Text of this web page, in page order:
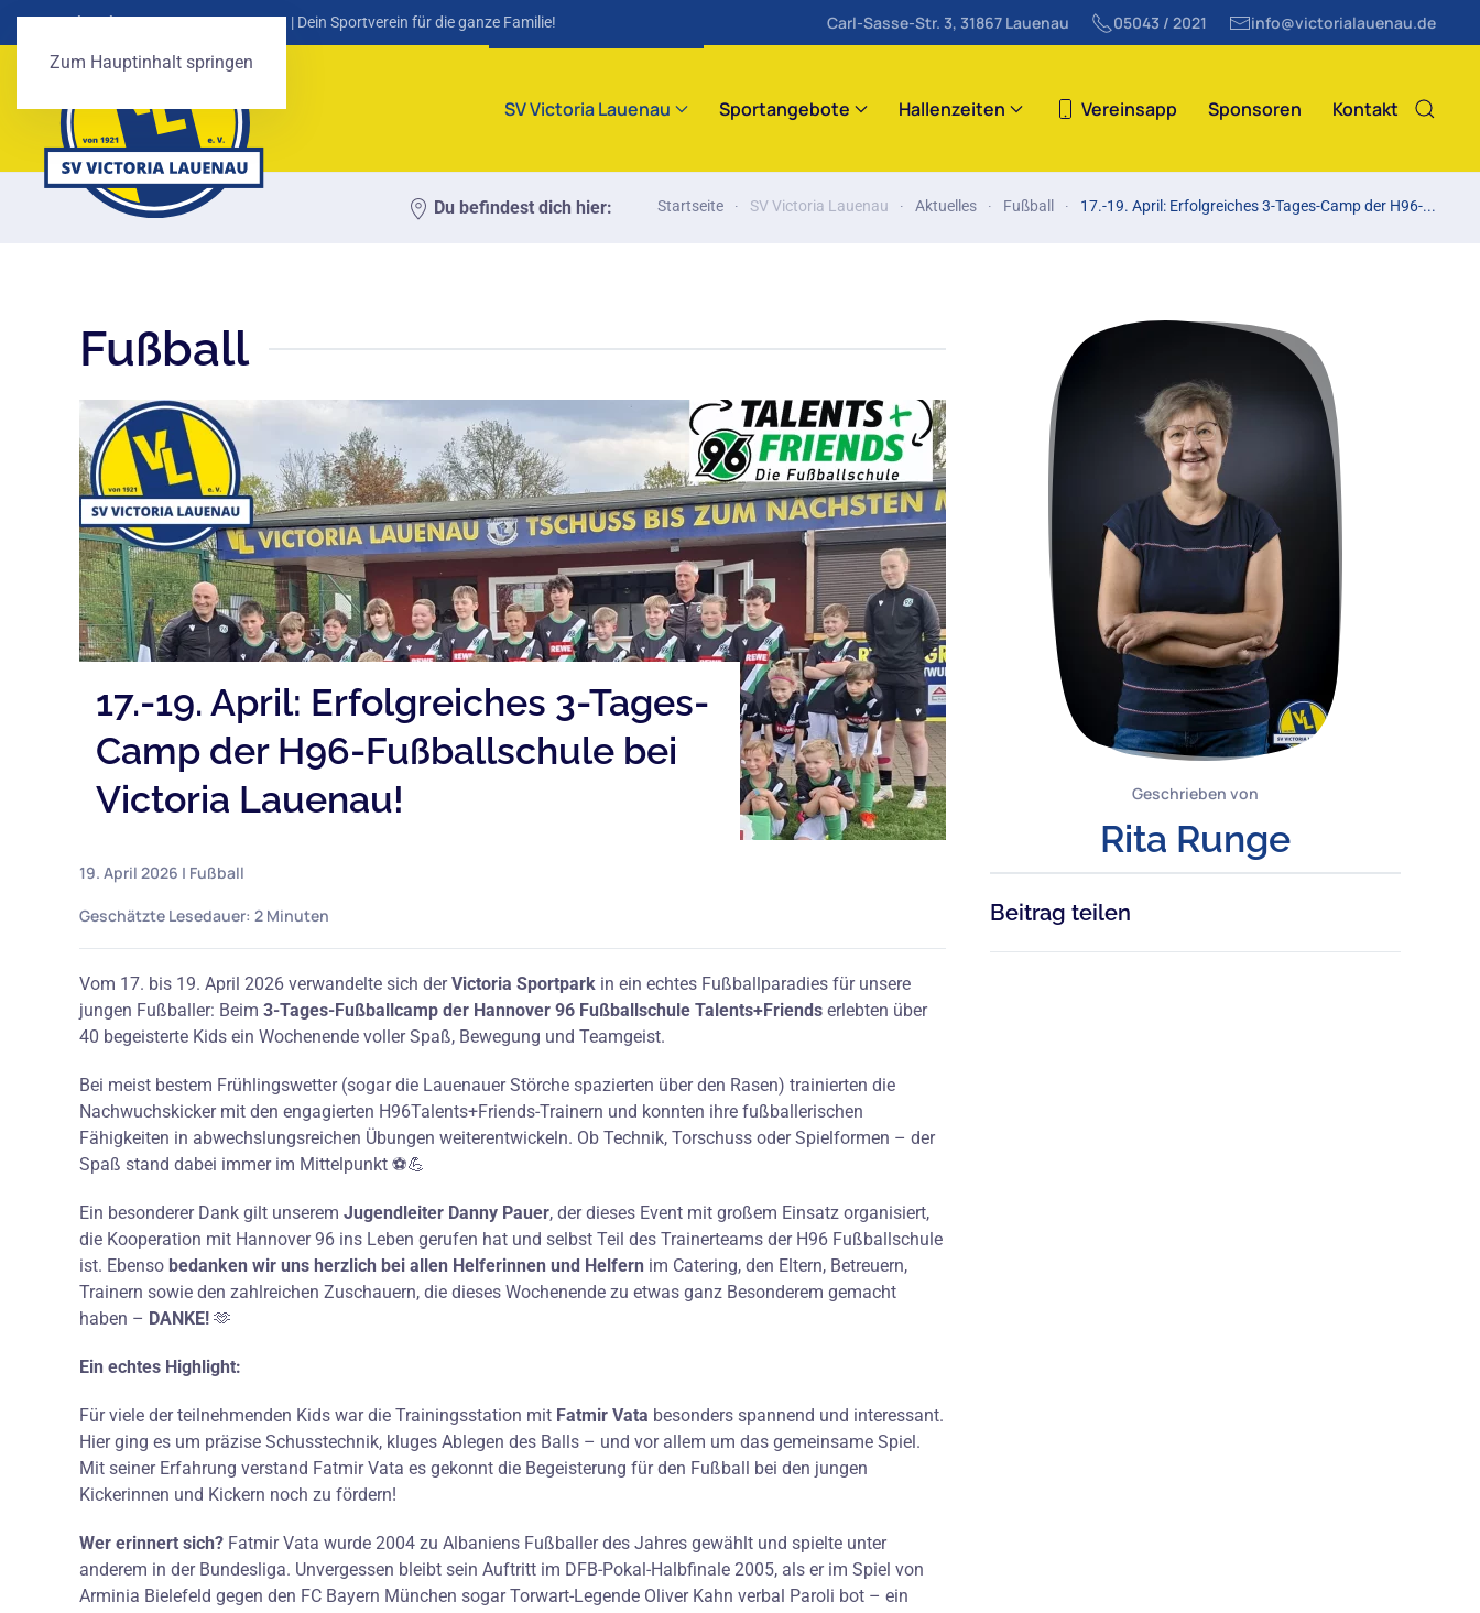
Zum Hauptinhalt springen
SV Victoria Lauenau von 1921 e. V. | Dein Sportverein für die ganze Familie! Carl-Sasse-Str. 3, 31867 Lauenau 05043 / 2021 info@victorialauenau.de
SV Victoria Lauenau Sportangebote Hallenzeiten Vereinsapp Sponsoren Kontakt
Du befindest dich hier: Startseite SV Victoria Lauenau Aktuelles Fußball 17.-19. April: Erfolgreiches 3-Tages-Camp der H96-...
Fußball
17.-19. April: Erfolgreiches 3-Tages-
Camp der H96-Fußballschule bei
Victoria Lauenau!
19. April 2026 | Fußball
Geschätzte Lesedauer: 2 Minuten
Vom 17. bis 19. April 2026 verwandelte sich derVictoria Sportpark in ein echtes Fußballparadies für unsere
jungen Fußballer: Beim 3-Tages-Fußballcamp der Hannover 96 Fußballschule Talents+Friends erlebten über
40 begeisterte Kids ein Wochenende voller Spaß, Bewegung und Teamgeist.
Bei meist bestem Frühlingswetter (sogar die Lauenauer Störche spazierten über den Rasen) trainierten die
Nachwuchskicker mit den engagierten H96Talents+Friends-Trainern und konnten ihre fußballerischen
Fähigkeiten in abwechslungsreichen Übungen weiterentwickeln. Ob Technik, Torschuss oder Spielformen – der
Spaß stand dabei immer im Mittelpunkt ⚽💪
Ein besonderer Dank gilt unserem Jugendleiter Danny Pauer, der dieses Event mit großem Einsatz organisiert,
die Kooperation mit Hannover 96 ins Leben gerufen hat und selbst Teil des Trainerteams der H96 Fußballschule
ist. Ebenso bedanken wir uns herzlich bei allen Helferinnen und Helfern im Catering, den Eltern, Betreuern,
Trainern sowie den zahlreichen Zuschauern, die dieses Wochenende zu etwas ganz Besonderem gemacht
haben – DANKE! 🫶
Ein echtes Highlight:
Für viele der teilnehmenden Kids war die Trainingsstation mit Fatmir Vata besonders spannend und interessant.
Hier ging es um präzise Schusstechnik, kluges Ablegen des Balls – und vor allem um das gemeinsame Spiel.
Mit seiner Erfahrung verstand Fatmir Vata es gekonnt die Begeisterung für den Fußball bei den jungen
Kickerinnen und Kickern noch zu fördern!
Wer erinnert sich? Fatmir Vata wurde 2004 zu Albaniens Fußballer des Jahres gewählt und spielte unter
anderem in der Bundesliga. Unvergessen bleibt sein Auftritt im DFB-Pokal-Halbfinale 2005, als er im Spiel von
Arminia Bielefeld gegen den FC Bayern München sogar Torwart-Legende Oliver Kahn verbal Paroli bot – ein
Geschrieben von
Rita Runge
Beitrag teilen